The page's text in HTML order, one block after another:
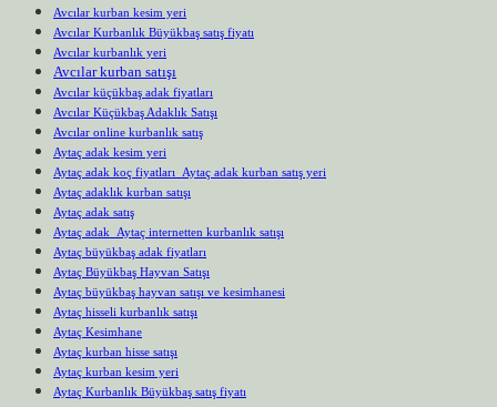
Avcılar kurban kesim yeri
Avcılar Kurbanlık Büyükbaş satış fiyatı
Avcılar kurbanlık yeri
Avcılar kurban satışı
Avcılar küçükbaş adak fiyatları
Avcılar Küçükbaş Adaklık Satışı
Avcılar online kurbanlık satış
Aytaç adak kesim yeri
Aytaç adak koç fiyatları Aytaç adak kurban satış yeri
Aytaç adaklık kurban satışı
Aytaç adak satış
Aytaç adak Aytaç internetten kurbanlık satışı
Aytaç büyükbaş adak fiyatları
Aytaç Büyükbaş Hayvan Satışı
Aytaç büyükbaş hayvan satışı ve kesimhanesi
Aytaç hisseli kurbanlık satışı
Aytaç Kesimhane
Aytaç kurban hisse satışı
Aytaç kurban kesim yeri
Aytaç Kurbanlık Büyükbaş satış fiyatı